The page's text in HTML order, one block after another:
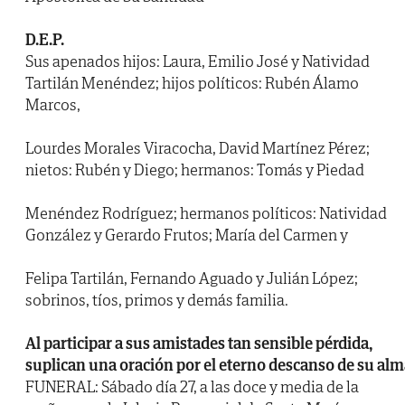
D.E.P.
Sus apenados hijos: Laura, Emilio José y Natividad
Tartilán Menéndez; hijos políticos: Rubén Álamo
Marcos,
Lourdes Morales Viracocha, David Martínez Pérez;
nietos: Rubén y Diego; hermanos: Tomás y Piedad
Menéndez Rodríguez; hermanos políticos: Natividad
González y Gerardo Frutos; María del Carmen y
Felipa Tartilán, Fernando Aguado y Julián López;
sobrinos, tíos, primos y demás familia.
Al participar a sus amistades tan sensible pérdida,
suplican una oración por el eterno descanso de su
FUNERAL: Sábado día 27, a las doce y media de la